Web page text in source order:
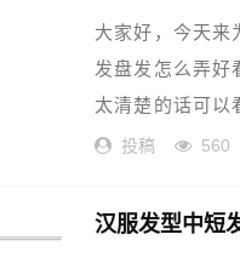
大家好，今天来
发盘发怎么弄好
太清楚的话可以
我们就……
投稿 560
汉服发型中短